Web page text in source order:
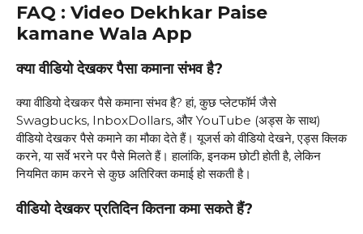
FAQ : Video Dekhkar Paise
kamane Wala App
क्या वीडियो देखकर पैसा कमाना संभव है?
क्या वीडियो देखकर पैसे कमाना संभव है? हां, कुछ प्लेटफॉर्म जैसे
Swagbucks, InboxDollars, और YouTube (अड्स के साथ)
वीडियो देखकर पैसे कमाने का मौका देते हैं। यूजर्स को वीडियो देखने, एड्स क्लिक
करने, या सर्वे भरने पर पैसे मिलते हैं। हालांकि, इनकम छोटी होती है, लेकिन
नियमित काम करने से कुछ अतिरिक्त कमाई हो सकती है।
वीडियो देखकर प्रतिदिन कितना कमा सकते हैं?